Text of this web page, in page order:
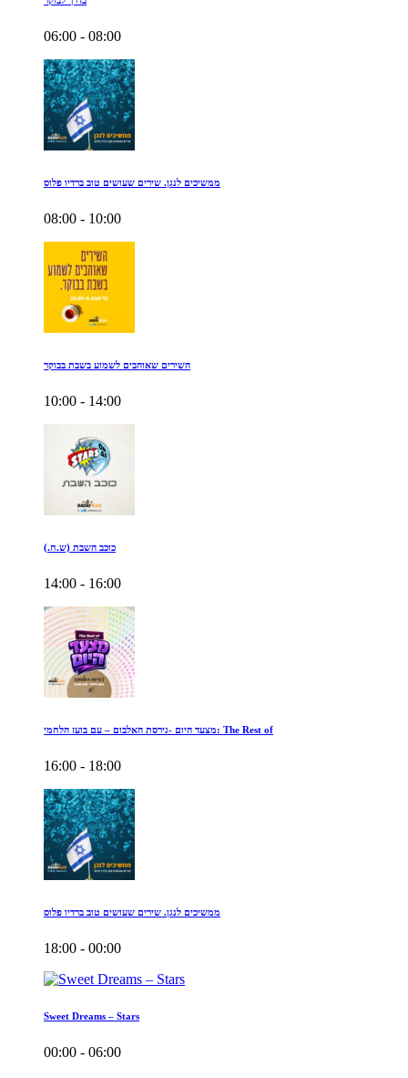
06:00 - 08:00
ממשיכים לנגן. שירים שעושים טוב ברדיו פלוס
08:00 - 10:00
השירים שאוהבים לשמוע בשבת בבוקר
10:00 - 14:00
כוכב השבת (ש.ח.)
14:00 - 16:00
מצעד היום -גירסת האלבום – עם בועז הלחמי: The Rest of
16:00 - 18:00
ממשיכים לנגן. שירים שעושים טוב ברדיו פלוס
18:00 - 00:00
Sweet Dreams – Stars
00:00 - 06:00